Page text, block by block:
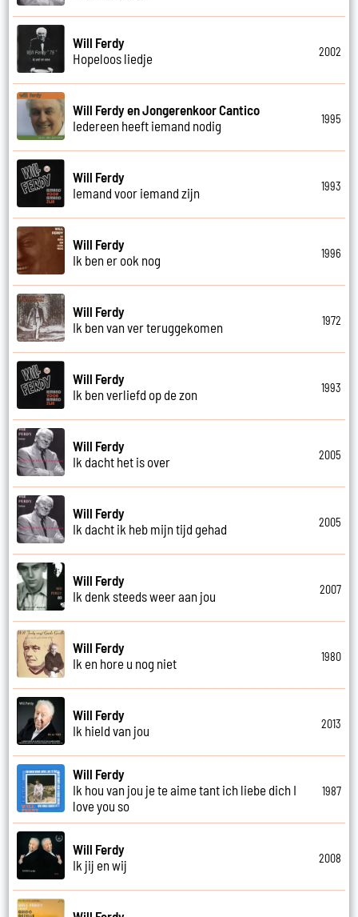
Will Ferdy
Hopeloos liedje
2002
Will Ferdy en Jongerenkoor Cantico
Iedereen heeft iemand nodig
1995
Will Ferdy
Iemand voor iemand zijn
1993
Will Ferdy
Ik ben er ook nog
1996
Will Ferdy
Ik ben van ver teruggekomen
1972
Will Ferdy
Ik ben verliefd op de zon
1993
Will Ferdy
Ik dacht het is over
2005
Will Ferdy
Ik dacht ik heb mijn tijd gehad
2005
Will Ferdy
Ik denk steeds weer aan jou
2007
Will Ferdy
Ik en hore u nog niet
1980
Will Ferdy
Ik hield van jou
2013
Will Ferdy
Ik hou van jou je te aime tant ich liebe dich I
love you so
1987
Will Ferdy
Ik jij en wij
2008